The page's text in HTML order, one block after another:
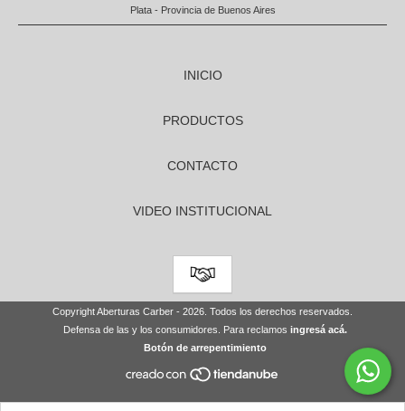
Plata - Provincia de Buenos Aires
INICIO
PRODUCTOS
CONTACTO
VIDEO INSTITUCIONAL
Copyright Aberturas Carber - 2026. Todos los derechos reservados.
Defensa de las y los consumidores. Para reclamos ingresá acá.
Botón de arrepentimiento